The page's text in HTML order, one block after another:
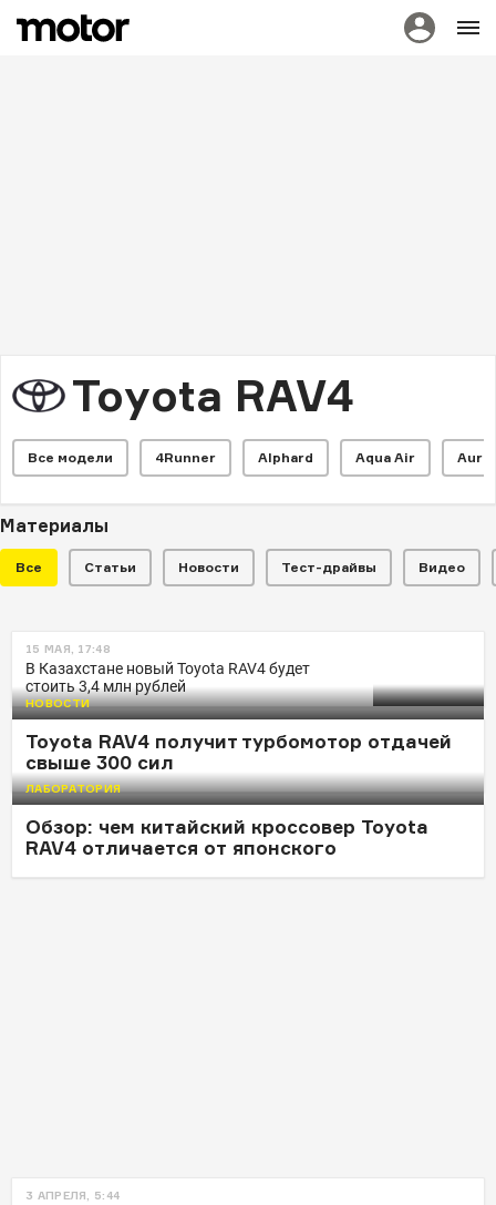
Toyota RAV4
Все модели 4Runner Alphard Aqua Air Auris
Материалы
Все Статьи Новости Тест-драйвы Видео
Жители США стали выбирать
Honda вместо Ford и Toyota
15 МАЯ, 17:48
В Казахстане новый Toyota RAV4 будет
стоить 3,4 млн рублей
НОВОСТИ
Toyota RAV4 получит турбомотор отдачей
свыше 300 сил
ЛАБОРАТОРИЯ
Обзор: чем китайский кроссовер Toyota
RAV4 отличается от японского
3 АПРЕЛЯ, 5:44